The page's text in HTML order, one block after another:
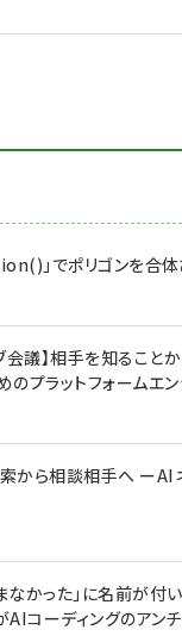
」でポリゴンを合体
会議】相手を知ること
プラットフォームエ
索から相談相手へ ーAI
かった」に名前が付
コーディングのアン